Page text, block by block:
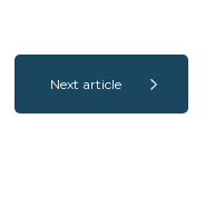
Next article